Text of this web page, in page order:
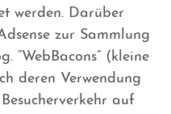
werden. Darüber
zur Sammlung
“WebBacons” (kleine
deren Verwendung
auf